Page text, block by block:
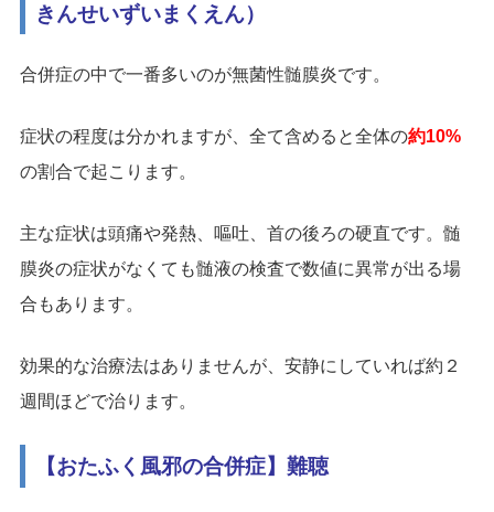
きんせいずいまくえん）
合併症の中で一番多いのが無菌性髄膜炎です。
症状の程度は分かれますが、全て含めると全体の約10%
の割合で起こります。
主な症状は頭痛や発熱、嘔吐、首の後ろの硬直です。髄
膜炎の症状がなくても髄液の検査で数値に異常が出る場
合もあります。
効果的な治療法はありませんが、安静にしていれば約２
週間ほどで治ります。
【おたふく風邪の合併症】難聴